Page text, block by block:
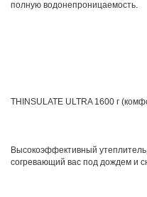
полную водонепроницаемость.
THINSULATE ULTRA 1600 г
Высокоэффективный
согревающий вас под дождем и